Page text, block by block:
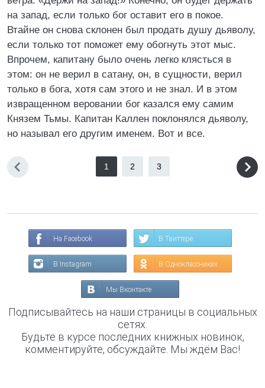
на запад, если только бог оставит его в покое.
Втайне он снова склонен был продать душу дьяволу,
если только тот поможет ему обогнуть этот мыс.
Впрочем, капитану было очень легко клясться в
этом: он не верил в сатану, он, в сущности, верил
только в бога, хотя сам этого и не знал. И в этом
извращенном веровании бог казался ему самим
Князем Тьмы. Капитан Каллен поклонялся дьяволу,
но называл его другим именем. Вот и все.
1 2 3
На Facebook В Твиттере
В Instagram В Одноклассниках
Мы Вконтакте
Подписывайтесь на наши страницы в социальных
сетях.
Будьте в курсе последних книжных новинок,
комментируйте, обсуждайте. Мы ждём Вас!